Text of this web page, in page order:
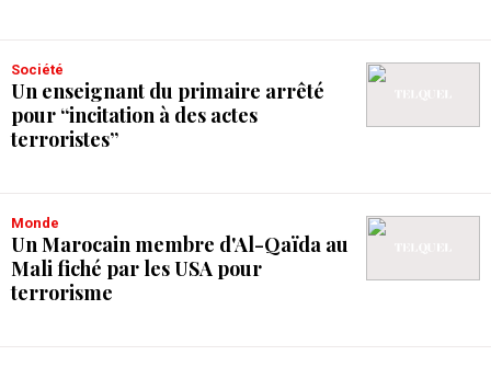
Société
Un enseignant du primaire arrêté
pour “incitation à des actes
terroristes”
Monde
Un Marocain membre d'Al-Qaïda au
Mali fiché par les USA pour
terrorisme